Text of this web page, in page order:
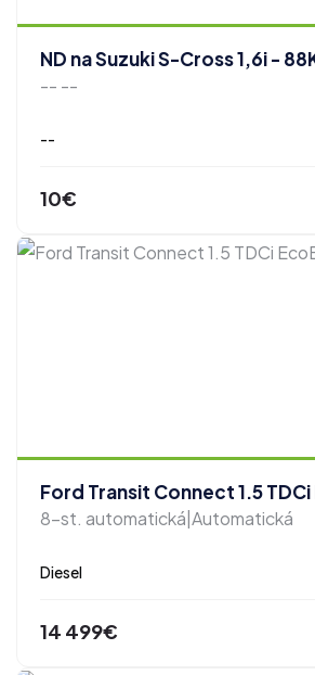
ND na Suzuki S-Cross 1,6i -
-- --
--
10€
Ford Transit Connect 1.5
8-st. automatická|Automatická
Diesel
14 499€